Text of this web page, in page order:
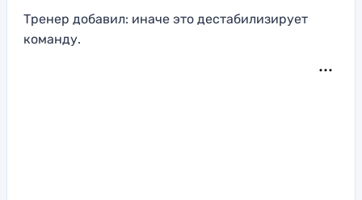
Тренер добавил: иначе это дестабилизирует
команду.